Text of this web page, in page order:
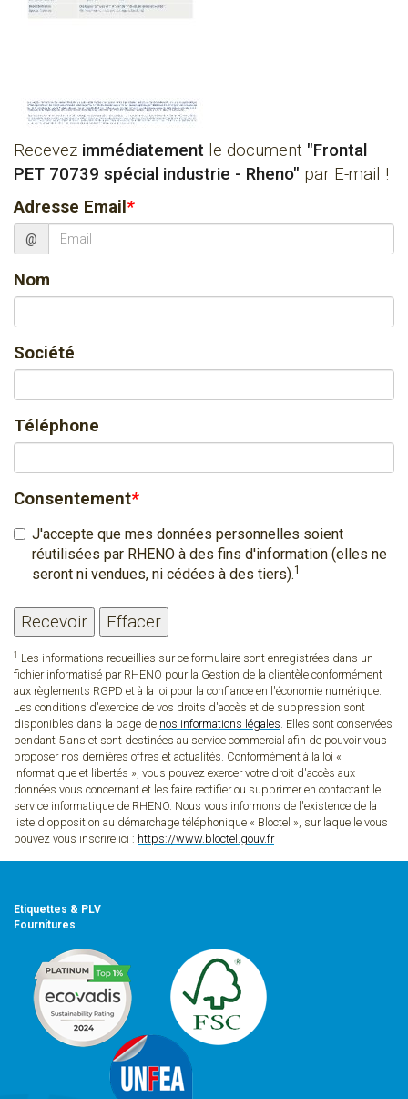
Recevez immédiatement le document "Frontal
PET 70739 spécial industrie - Rheno" par E-mail !
Adresse Email *
@
Nom
Société
Téléphone
Consentement*
J'accepte que mes données personnelles soient
réutilisées par RHENO à des fins d'information (elles ne
seront ni vendues, ni cédées à des tiers).1
1 Les informations recueillies sur ce formulaire sont enregistrées dans un
fichier informatisé par RHENO pour la Gestion de la clientèle conformément
aux règlements RGPD et à la loi pour la confiance en l'économie numérique.
Les conditions d'exercice de vos droits d'accès et de suppression sont
disponibles dans la page de nos informations légales. Elles sont conservées
pendant 5 ans et sont destinées au service commercial afin de pouvoir vous
proposer nos dernières offres et actualités. Conformément à la loi «
informatique et libertés », vous pouvez exercer votre droit d'accès aux
données vous concernant et les faire rectifier ou supprimer en contactant le
service informatique de RHENO. Nous vous informons de l'existence de la
liste d'opposition au démarchage téléphonique « Bloctel », sur laquelle vous
pouvez vous inscrire ici : https://www.bloctel.gouv.fr
Etiquettes & PLV
Fournitures